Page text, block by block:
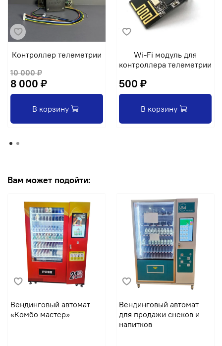
Контроллер телеметрии
10 000 ₽
8 000 ₽
В корзину
Wi-Fi модуль для
контроллера телеметрии
500 ₽
В корзину
Вам может подойти:
Вендинговый автомат
«Комбо мастер»
Вендинговый автомат
для продажи снеков и
напитков